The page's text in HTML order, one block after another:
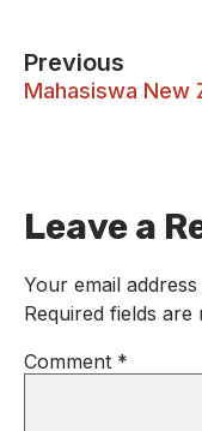
Previous
Leave a
Your email
Required fields are
Comment *